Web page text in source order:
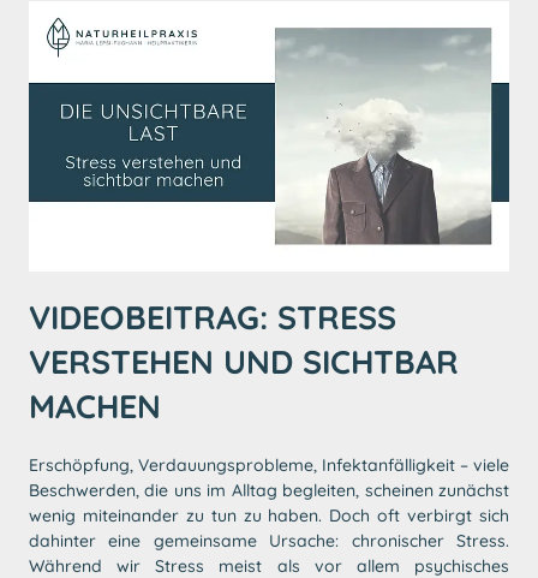
VIDEOBEITRAG: STRESS
VERSTEHEN UND SICHTBAR
MACHEN
Erschöpfung, Verdauungsprobleme, Infektanfälligkeit – viele
Beschwerden, die uns im Alltag begleiten, scheinen zunächst
wenig miteinander zu tun zu haben. Doch oft verbirgt sich
dahinter eine gemeinsame Ursache: chronischer Stress.
Während wir Stress meist als vor allem psychisches